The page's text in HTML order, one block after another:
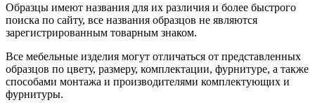
Образцы имеют названия для их различия и более быстрого
поиска по сайту, все названия образцов не являются
зарегистрированным товарным знаком.
Все мебельные изделия могут отличаться от представленных
образцов по цвету, размеру, комплектации, фурнитуре, а также
способами монтажа и производителями комплектующих и
фурнитуры.